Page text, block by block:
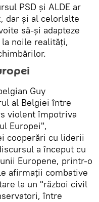
PSD și ALDE ar
dar și al celorlalte
să-și adapteze
noile realități,
Guy
al Belgiei între
violent împotriva
Europei",
cooperări cu liderii
a început cu
Europene, printr-o
afirmații combative
la un "război civil
între